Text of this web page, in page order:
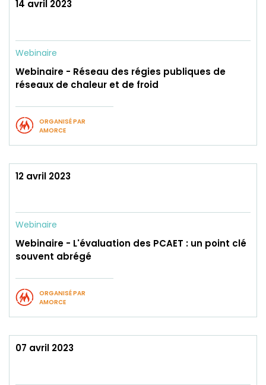
14 avril 2023
Webinaire
Webinaire - Réseau des régies publiques de
réseaux de chaleur et de froid
ORGANISÉ PAR
AMORCE
12 avril 2023
Webinaire
Webinaire - L'évaluation des PCAET : un point clé
souvent abrégé
ORGANISÉ PAR
AMORCE
07 avril 2023